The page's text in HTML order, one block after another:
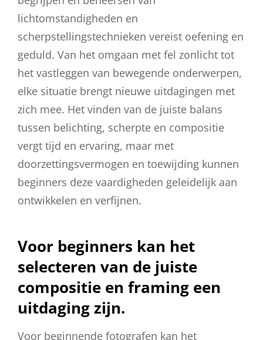
lichtomstandigheden en
scherpstellingstechnieken vereist oefening en
geduld. Van het omgaan met fel zonlicht tot
het vastleggen van bewegende onderwerpen,
elke situatie brengt nieuwe uitdagingen met
zich mee. Het vinden van de juiste balans
tussen belichting, scherpte en compositie
vergt tijd en ervaring, maar met
doorzettingsvermogen en toewijding kunnen
beginners deze vaardigheden geleidelijk aan
ontwikkelen en verfijnen.
Voor beginners kan het
selecteren van de juiste
compositie en framing een
uitdaging zijn.
Voor beginnende fotografen kan het